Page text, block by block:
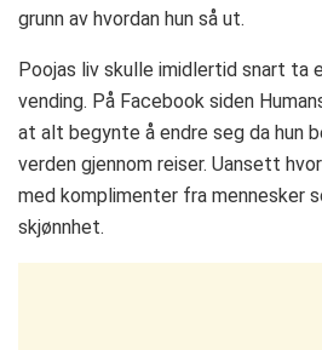
grunn av hvordan hun så ut.
Poojas liv skulle imidlertid snart ta
vending. På Facebook siden
at alt begynte å endre seg da hun
verden gjennom reiser. Uansett
med komplimenter fra mennesker
skjønnhet.